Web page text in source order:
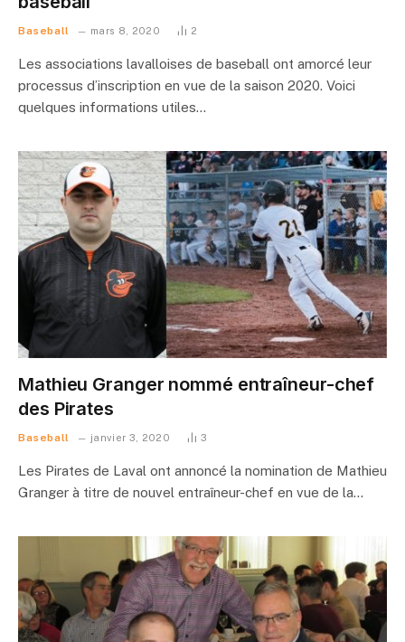
Baseball mars 8, 2020 2
Les associations lavalloises de baseball ont amorcé leur
processus d’inscription en vue de la saison 2020. Voici
quelques informations utiles…
Mathieu Granger nommé entraîneur-chef
des Pirates
Baseball janvier 3, 2020 3
Les Pirates de Laval ont annoncé la nomination de Mathieu
Granger à titre de nouvel entraîneur-chef en vue de la…